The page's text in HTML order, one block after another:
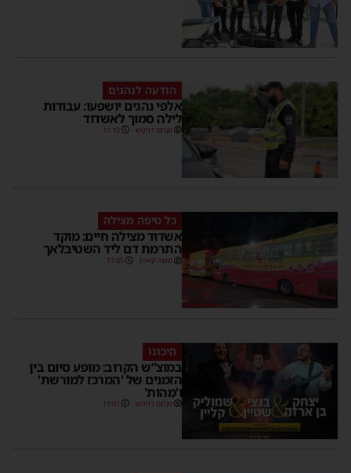
הודעה לנהגים
אלפי נהגים יושפעו: עבודות
לילה סמוך לאשדוד
מנחם דויטש 11:10
כל טיפה מצילה
אשדוד מצילה חיים: מוקד
התרמת דם ליד השטיבלאך
משה קאהן 11:05
היכונו
במוצ”ש הקרוב: מופע סיום בין
הזמנים של 'המרכז למורשת'
ו'מהות'
מנחם דויטש 11:01